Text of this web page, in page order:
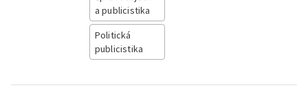
a publicistika
Politická
publicistika